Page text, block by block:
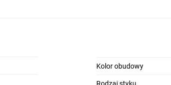
Kolor obudowy